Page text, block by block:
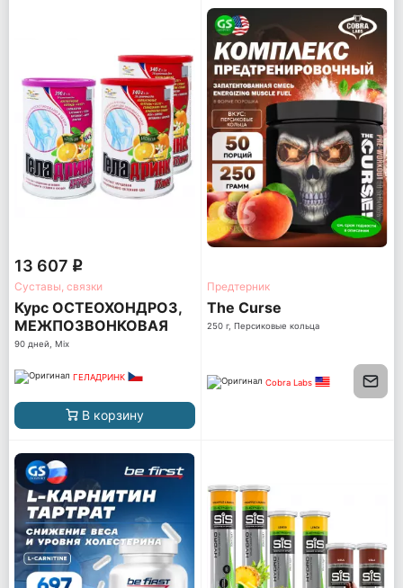
13 607 q
Суставы, связки
Курс ОСТЕОХОНДРОЗ,
МЕЖПОЗВОНКОВАЯ
ГРЫЖА (Без болевого
90 дней, Mix
ГЕЛАДРИНК
В корзину
Предтерник
The Curse
250 г, Персиковые кольца
Cobra Labs